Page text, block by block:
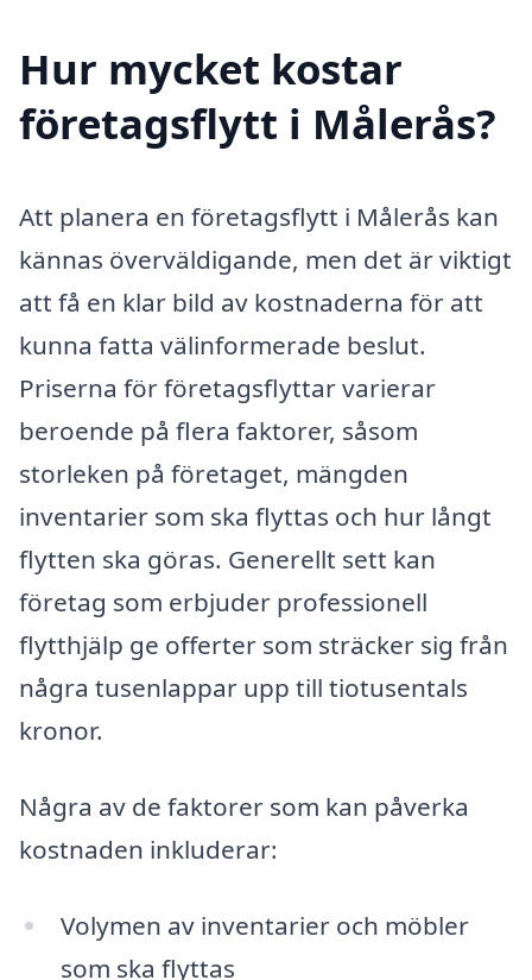
Hur mycket kostar
företagsflytt i Målerås?
Att planera en företagsflytt i Målerås kan
kännas överväldigande, men det är viktigt
att få en klar bild av kostnaderna för att
kunna fatta välinformerade beslut.
Priserna för företagsflyttar varierar
beroende på flera faktorer, såsom
storleken på företaget, mängden
inventarier som ska flyttas och hur långt
flytten ska göras. Generellt sett kan
företag som erbjuder professionell
flytthjälp ge offerter som sträcker sig från
några tusenlappar upp till tiotusentals
kronor.
Några av de faktorer som kan påverka
kostnaden inkluderar:
Volymen av inventarier och möbler
som ska flyttas